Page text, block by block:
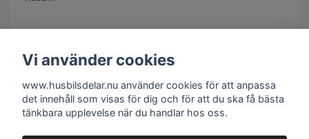
Vill du visa upp din egen installation? Skicka gärna en bild
till oss påinfo@husbilsdelar.nu– vi älskar att se våra
produkter i användning och dela inspirationen vidare.
Vi använder cookies
www.husbilsdelar.nu använder cookies för att anpassa
det innehåll som visas för dig och för att du ska få bästa
tänkbara upplevelse när du handlar hos oss.